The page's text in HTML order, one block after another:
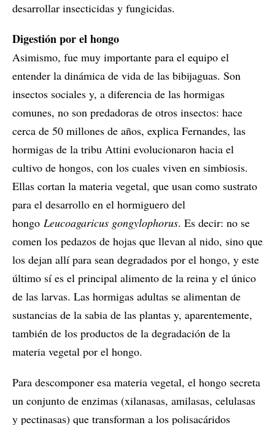
desarrollar insecticidas y fungicidas.
Digestión por el hongo
Asimismo, fue muy importante para el equipo el
entender la dinámica de vida de las bibijaguas. Son
insectos sociales y, a diferencia de las hormigas
comunes, no son predadoras de otros insectos: hace
cerca de 50 millones de años, explica Fernandes, las
hormigas de la tribu Attini evolucionaron hacia el
cultivo de hongos, con los cuales viven en simbiosis.
Ellas cortan la materia vegetal, que usan como sustrato
para el desarrollo en el hormiguero del
hongo Leucoagaricus gongylophorus. Es decir: no se
comen los pedazos de hojas que llevan al nido, sino que
los dejan allí para sean degradados por el hongo, y este
último sí es el principal alimento de la reina y el único
de las larvas. Las hormigas adultas se alimentan de
sustancias de la sabia de las plantas y, aparentemente,
también de los productos de la degradación de la
materia vegetal por el hongo.
Para descomponer esa materia vegetal, el hongo secreta
un conjunto de enzimas (xilanasas, amilasas, celulasas
y pectinasas) que transforman a los polisacáridos